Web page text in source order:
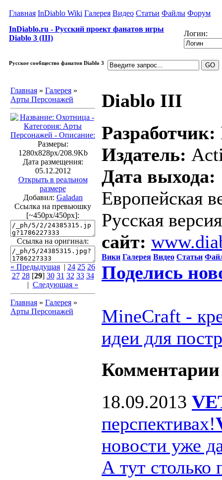
Главная InDiablo Wiki Галерея Видео Статьи Файлы Форум
InDiablo.ru - Русский проект фанатов игры
Diablo 3 (III)
Логин:
Русское сообщество фанатов Diablo 3
Главная » Галерея »
Арты Персонажей
Размеры:
1280x828px/208.9Kb
Дата размещения:
05.12.2012
Открыть в реальном
размере
Добавил: Galadan
Ссылка на превьюшку
[~450px/450px]:
Ссылка на оригинал:
« Предыдущая | 24 25 26
27 28[29] 30 31 32 33 34
| Следующая »
Главная » Галерея »
Арты Персонажей
Diablo III
Разработчик:
Издатель:
Дата выхода:
Европейская
Русская
сайт:
Вики Галерея Видео Статьи
Поделись
MineCraft -
идеи для
Комментарии
18.09.2013
перспективах!
новости уже
А тут